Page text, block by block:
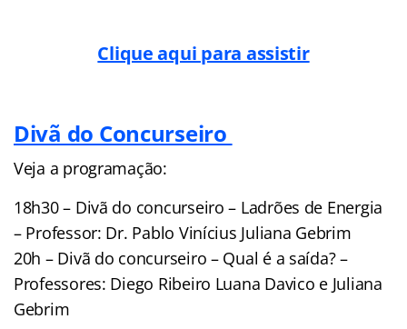
Clique aqui para assistir
Divã do Concurseiro
Veja a programação:
18h30 – Divã do concurseiro – Ladrões de Energia
– Professor: Dr. Pablo Vinícius Juliana Gebrim
20h – Divã do concurseiro – Qual é a saída? –
Professores: Diego Ribeiro Luana Davico e Juliana
Gebrim